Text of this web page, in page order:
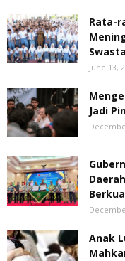
Rata-
June 13,
Jadi
Anak